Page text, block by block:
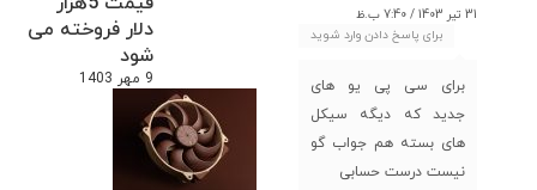
دلار فروخته می
شود
9 مهر 1403
31 تیر 1403 / 7:40 ب.ظ
برای پاسخ دادن وارد شوید
برای سی پی یو های
جدید که دیگه سیکل
های بسته هم جواب گو
نیست درست حسابی